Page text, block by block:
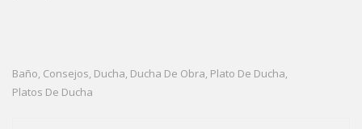
Baño, Consejos, Ducha, Ducha De Obra, Plato De Ducha,
Platos De Ducha